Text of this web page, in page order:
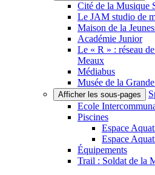
Cité de la Musique
Le JAM studio de
Maison de la
Académie Junior
Le « R » : réseau
Meaux
Médiabus
Musée de la
Afficher les sous-pages
Ecole
Piscines
Espace
Espace
Équipements
Trail : Soldat de la